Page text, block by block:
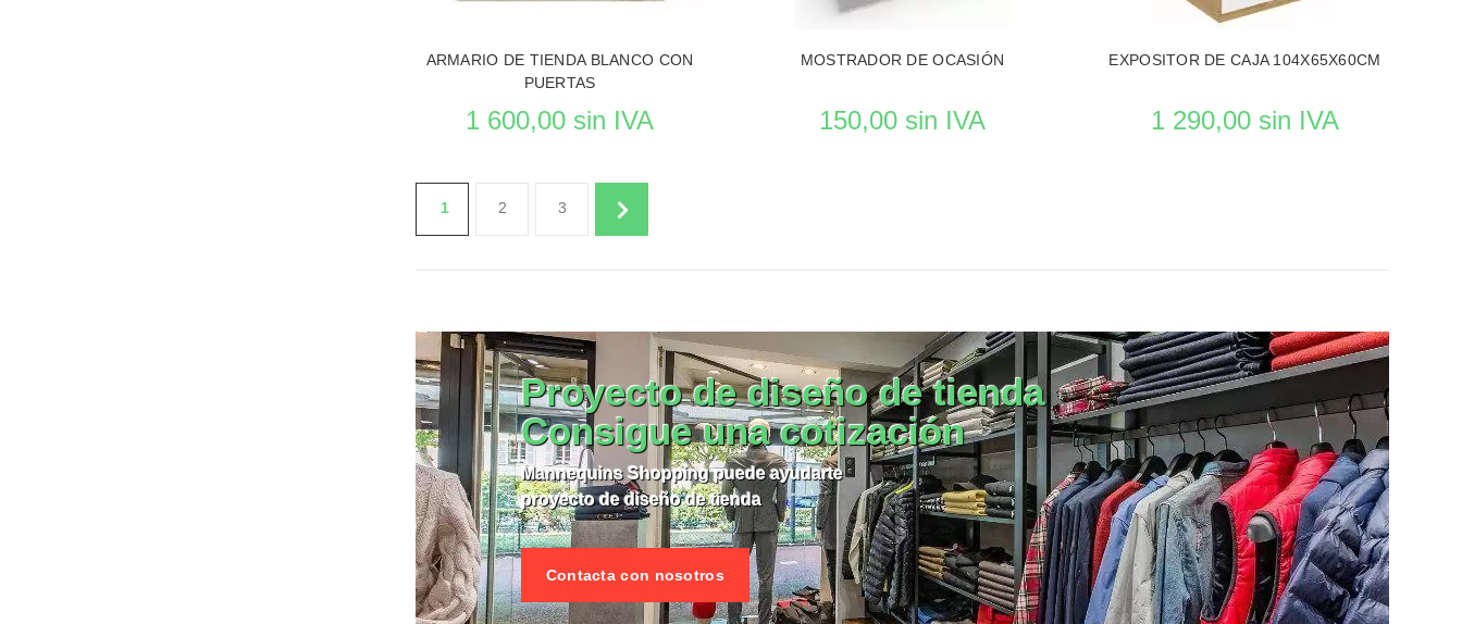
ARMARIO DE TIENDA BLANCO CON
PUERTAS
1 600,00 sin IVA
VER EL PRODUCTO MOBILIAROS DE TIENDAS
MOSTRADOR DE OCASIÓN
150,00 sin IVA
VER EL PRODUCTO MOBILIAROS DE TIENDAS
EXPOSITOR DE CAJA 104X65X60CM
1 290,00 sin IVA
VER EL PRODUCTO MOBILIAROS DE TIENDAS
1 2 3
Proyecto de diseño de tienda
Consigue una cotización
Mannequins Shopping puede ayudarte
proyecto de diseño de tienda
Contacta con nosotros